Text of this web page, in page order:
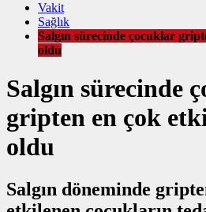
Vakit
Sağlık
Salgın sürecinde çocuklar
oldu
Salgın sürecinde
gripten en çok
oldu
Salgın döneminde